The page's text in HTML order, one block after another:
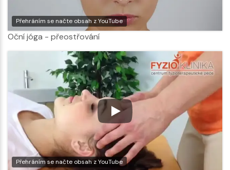
Přehráním se načte obsah z YouTube
Oční jóga - přeostřování
Přehráním se načte obsah z YouTube